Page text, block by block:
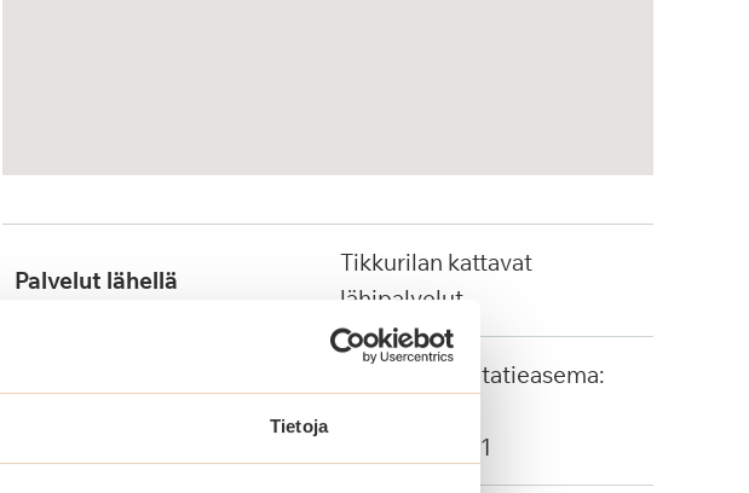
Tietoja
Palvelut lähellä
Tikkurilan kattavat
lähipalvelut
Tikkurilan rautatieasema:
Bussi: 571, 611